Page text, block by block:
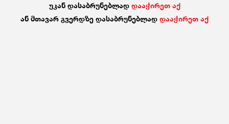
უკან დასაბრუნებლად დააჭირეთ აქ
ან მთავარ გვერდზე დასაბრუნებლად დააჭირეთ აქ